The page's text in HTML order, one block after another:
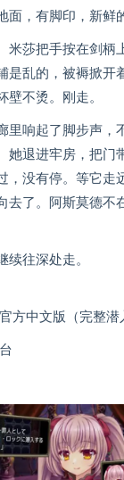
面，有脚印，新鲜
米莎把手按在剑柄
是乱的，被褥掀开
壁不烫。刚走。
里响起了脚步声，
她退进牢房，把门
，没有停。等它走
去了。阿斯莫德不
续往深处走。
方中文版（完整潜